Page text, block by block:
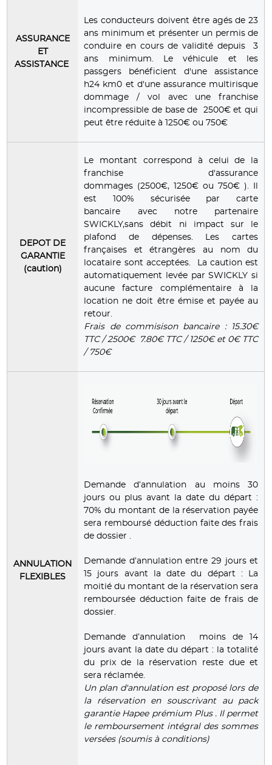
ASSURANCE
ET
ASSISTANCE
Les conducteurs doivent être agés de 23
ans minimum et présenter un permis de
conduire en cours de validité depuis 3
ans minimum. Le véhicule et les
passgers bénéficient d'une assistance
h24 km0 et d'une assurance multirisque
dommage / vol avec une franchise
incompressible de base de 2500€ et qui
peut être réduite à 1250€ ou 750€
DEPOT DE
GARANTIE
(caution)
Le montant correspond à celui de la
franchise d'assurance
dommages (2500€, 1250€ ou 750€ ). Il
est 100% sécurisée par carte
bancaire avec notre partenaire
SWICKLY,sans débit ni impact sur le
plafond de dépenses. Les cartes
françaises et étrangères au nom du
locataire sont acceptées. La caution est
automatiquement levée par SWICKLY si
aucune facture complémentaire à la
location ne doit être émise et payée au
retour.
Frais de commisison bancaire : 15.30€
TTC / 2500€ 7.80€ TTC / 1250€ et 0€ TTC
/ 750€
ANNULATION
FLEXIBLES
Demande d’annulation au moins 30
jours ou plus avant la date du départ :
70% du montant de la réservation payée
sera remboursé déduction faite des frais
de dossier .
Demande d’annulation entre 29 jours et
15 jours avant la date du départ : La
moitié du montant de la réservation sera
remboursée déduction faite de frais de
dossier.
Demande d’annulation moins de 14
jours avant la date du départ : la totalité
du prix de la réservation reste due et
sera réclamée.
Un plan d'annulation est proposé lors de
la réservation en souscrivant au pack
garantie Hapee prémium Plus . Il permet
le remboursement intégral des sommes
versées (soumis à conditions)